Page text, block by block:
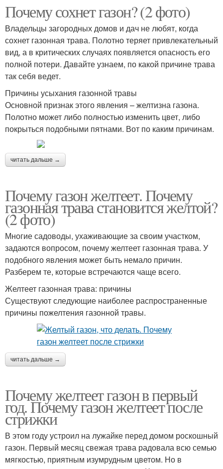
Почему сохнет газон? (2 фото)
Владельцы загородных домов и дач не любят, когда
сохнет газонная трава. Полотно теряет привлекательный
вид, а в критических случаях появляется опасность его
полной потери. Давайте узнаем, по какой причине трава
так себя ведет.
Причины усыхания газонной травы
Основной признак этого явления – желтизна газона.
Полотно может либо полностью изменить цвет, либо
покрыться подобными пятнами. Вот по каким причинам.
читать дальше →
Почему газон желтеет. Почему
газонная трава становится желтой?
(2 фото)
Многие садоводы, ухаживающие за своим участком,
задаются вопросом, почему желтеет газонная трава. У
подобного явления может быть немало причин.
Разберем те, которые встречаются чаще всего.
Желтеет газонная трава: причины
Существуют следующие наиболее распространенные
причины пожелтения газонной травы.
читать дальше →
Почему желтеет газон в первый
год. Почему газон желтеет после
стрижки
В этом году устроил на лужайке перед домом роскошный
газон. Первый месяц свежая трава радовала всю семью
мягкостью, приятным изумрудным цветом. Но в